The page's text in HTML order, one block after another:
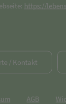
https://
/ Kontakt
AGB